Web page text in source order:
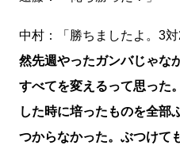
中村：「勝ちましたよ。3対
然先週やったガンバじゃな
すべてを変えるって思った
した時に培ったものを全部
つからなかった。ぶつけて